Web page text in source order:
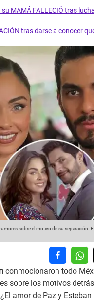
MAMÁ FALLECIÓ tras
tras darse a conocer
sobre el motivo de su separación.
conmocionaron todo
sobre los motivos
amor de Paz y